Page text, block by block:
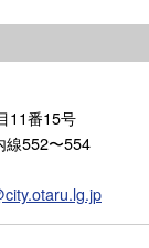
11番15号
線552〜554